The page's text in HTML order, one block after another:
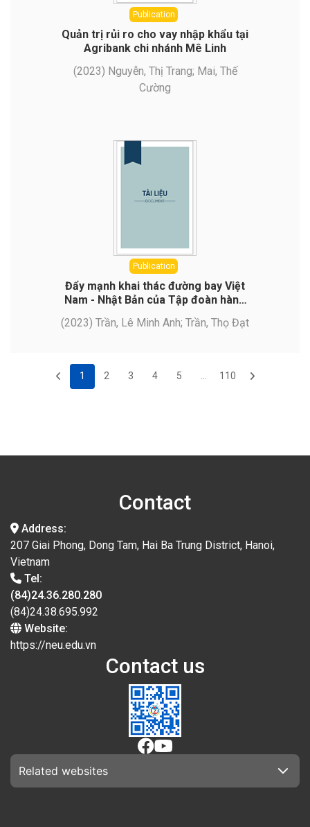
Publication
Quản trị rủi ro cho vay nhập khẩu tại
Agribank chi nhánh Mê Linh
(2023) Nguyễn, Thị Trang; Mai, Thế
Cường
Publication
Đẩy mạnh khai thác đường bay Việt
Nam - Nhật Bản của Tập đoàn hàng
(2023) Trần, Lê Minh Anh; Trần, Thọ Đạt
1
(current)
2 3 4 5 ... 110
Contact
Address:
207 Giai Phong, Dong Tam, Hai Ba Trung District, Hanoi,
Vietnam
Tel:
(84)24.36.280.280
(84)24.38.695.992
Website:
https://neu.edu.vn
Contact us
Related websites